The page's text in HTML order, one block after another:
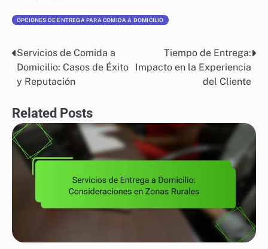
OPCIONES DE ENTREGA PARA COMIDA A DOMICILIO
Post
navigation
Servicios de Comida a
Domicilio: Casos de Éxito
y Reputación
Tiempo de Entrega:
Impacto en la Experiencia
del Cliente
Related Posts